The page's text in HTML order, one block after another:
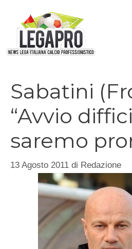
contenuto
Sabatini
“Avvio
saremo
13 Agosto 2011 di Redazione